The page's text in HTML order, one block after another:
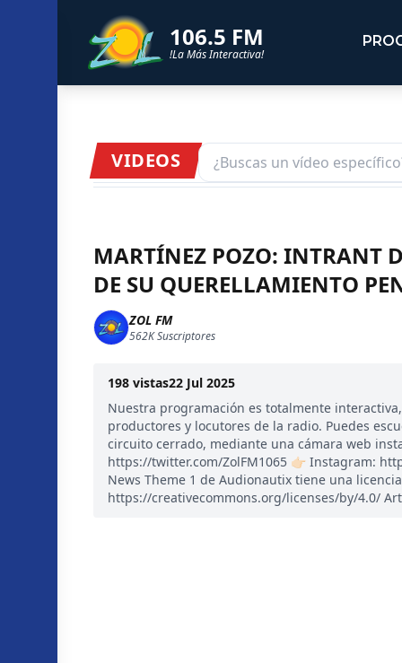
106.5 FM
!La Más Interactiva!
VIDEOS
MARTÍNEZ POZO: INTRANT
DE SU QUERELLAMIENTO
ZOL FM
562KSuscriptores
198 vistas22 Jul 2025
Nuestra programación es totalmente
productores y locutores de la radio. Puedes
circuito cerrado, mediante una cámara web
https://twitter.com/ZolFM1065 👉🏻 Instagram:
News Theme 1 de Audionautix tiene una
https://creativecommons.org/licenses/by/4.0/